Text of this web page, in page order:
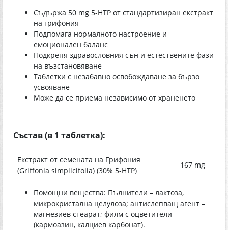
Съдържа 50 mg 5-НТР от стандартизиран екстракт
на грифония
Подпомага нормалното настроение и
емоционален баланс
Подкрепя здравословния сън и естествените фази
на възстановяване
Таблетки с незабавно освобождаване за бързо
усвояване
Може да се приема независимо от храненето
Състав (в 1 таблетка):
Екстракт от семената на Грифония
(Griffonia simplicifolia) (30% 5-НТР)
167 mg
Помощни вещества: Пълнители – лактоза,
микрокристална целулоза; антислепващ агент –
магнезиев стеарат; филм с оцветители
(кармоазин, калциев карбонат).